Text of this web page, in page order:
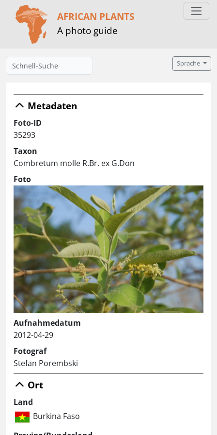
AFRICAN PLANTS
A photo guide
Sprache
Metadaten
Foto-ID
35293
Taxon
Combretum molle R.Br. ex G.Don
Foto
Aufnahmedatum
2012-04-29
Fotograf
Stefan Porembski
Ort
Land
Burkina Faso